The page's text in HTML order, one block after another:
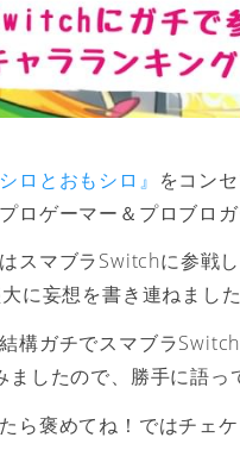
ロとおもシロ』 をコンセ
ロゲーマー＆プロブロ
スマブラSwitchに参戦
に妄想を書き連ねました
構ガチでスマブラ
ましたので、勝手に語っ
ら褒めてね！ではチェケ